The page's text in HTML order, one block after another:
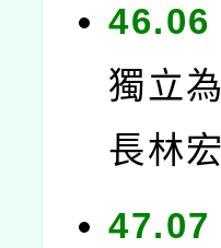
46.06
獨立
長林
47.07